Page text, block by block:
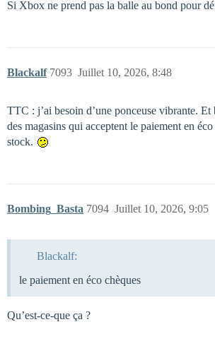
Si Xbox ne prend pas la balle au bond pour
Blackalf Juillet 10, 2026, 8:48
7093
TTC : j’ai besoin d’une ponceuse vibrante. Et
des magasins qui acceptent le paiement en
stock.
Bombing_Basta Juillet 10, 2026, 9:05
7094
Blackalf:
le paiement en éco chèques
Qu’est-ce-que ça ?